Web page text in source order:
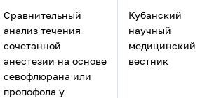
Сравнительный
анализ течения
сочетанной
анестезии на основе
севофлюрана или
пропофола у
Кубанский
научный
медицинский
вестник